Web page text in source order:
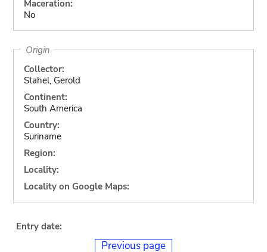
Maceration:
No
Origin
Collector:
Stahel, Gerold
Continent:
South America
Country:
Suriname
Region:
Locality:
Locality on Google Maps:
Entry date:
Previous page